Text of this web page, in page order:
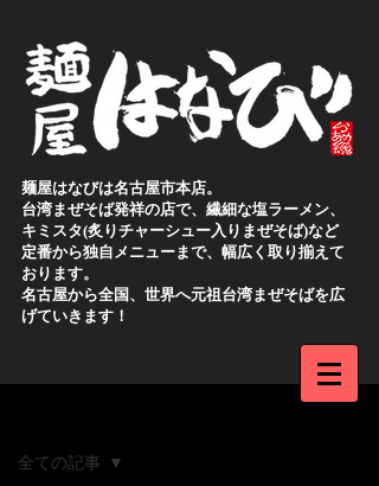
麺屋はなびは名古屋市本店。
台湾まぜそば発祥の店で、繊細な塩ラーメン、
キミスタ(炙りチャーシュー入りまぜそば)など
定番から独自メニューまで、幅広く取り揃えて
おります。
名古屋から全国、世界へ元祖台湾まぜそばを広
げていきます！
全ての記事